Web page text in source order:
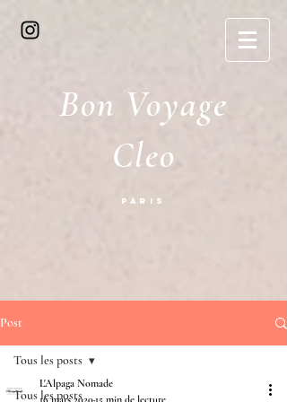
Bon Voyage
Cleo
Paris
Post
Tous les posts
Tous les posts
L'Alpaga Nomade
16 mars 2020 15 min de lecture